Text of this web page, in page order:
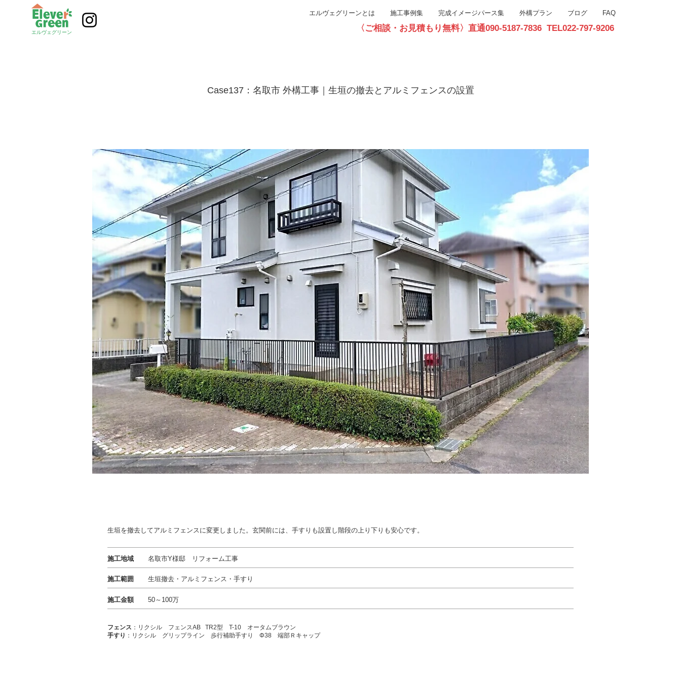
エルヴェグリーン
エルヴェグリーンとは 施工事例集 完成イメージパース集 外構プラン ブログ FAQ
〈ご相談・お見積もり無料〉直通090-5187-7836 TEL022-797-9206
Case137：名取市 外構工事｜生垣の撤去とアルミフェンスの設置
生垣を撤去してアルミフェンスに変更しました。玄関前には、手すりも設置し階段の上り下りも安心です。
施工地域 名取市Y様邸 リフォーム工事
施工範囲 生垣撤去・アルミフェンス・手すり
施工金額 50～100万
フェンス ：リクシル フェンスAB TR2型 T-10 オータムブラウン
手すり ：リクシル グリップライン 歩行補助手すり Φ38 端部Ｒキャップ